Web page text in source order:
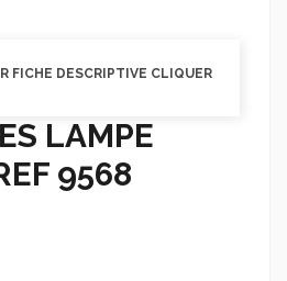
FICHE DESCRIPTIVE CLIQUER
LAMPE
9568